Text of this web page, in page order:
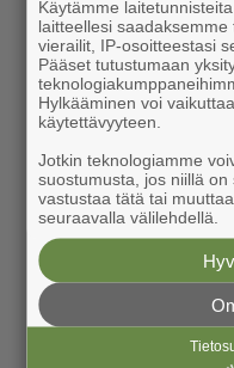
Käytämme
laitteellesi
vierailit, IP-osoitteestasi
Pääset tutustumaan
Hylkääminen voi
käytettävyyteen.
Jotkin teknologiamme
suostumusta, jos niillä
vastustaa tätä tai
seuraavalla välilehdellä.